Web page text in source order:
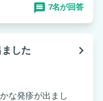
7名が回答
した
navigate_next
な発疹が出まし